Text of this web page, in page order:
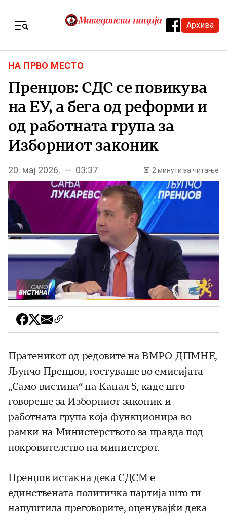
Архива
НА ПРВО МЕСТО
Пренџов: СДС се повикува
на ЕУ, а бега од реформи и
од работната група за
Изборниот законик
20. мај 2026. — 03:37 2 минути за читање
Пратеникот од редовите на ВМРО-ДПМНЕ,
Љупчо Пренџов, гостуваше во емисијата
„Само вистина“ на Канал 5, каде што
говореше за Изборниот законик и
работната група која функционира во
рамки на Министерството за правда под
покровителство на министерот.
Пренџов истакна дека СДСМ е
единствената политичка партија што ги
напуштила преговорите, оценувајќи дека